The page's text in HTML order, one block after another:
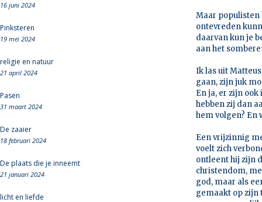
16 juni 2024
Pinksteren
19 mei 2024
religie en natuur
21 april 2024
Pasen
31 maart 2024
De zaaier
18 februari 2024
De plaats die je inneemt
21 januari 2024
licht en liefde
Maar populisten
ontevreden
daarvan kun je
aan het
Ik las uit
gaan, zijn juk
En ja, er zijn
hebben zij dan
hem volgen? En
Een vrijzinnig
voelt zich
ontleent hij zijn
christendom,
god, maar als
gemaakt op zijn